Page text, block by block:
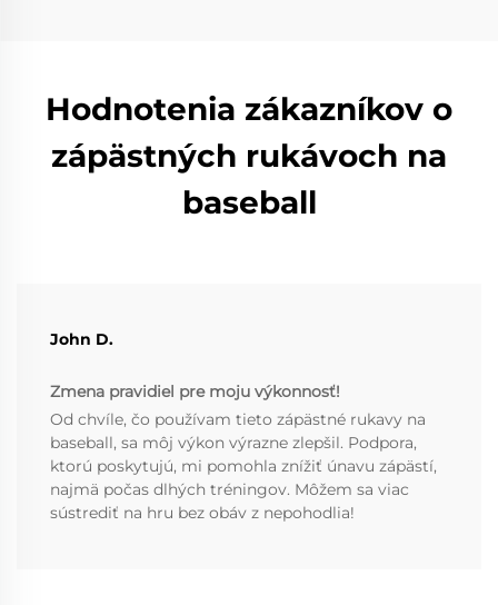
Hodnotenia zákazníkov o
zápästných rukávoch na
baseball
John D.
Zmena pravidiel pre moju výkonnosť!
Od chvíle, čo používam tieto zápästné rukavy na
baseball, sa môj výkon výrazne zlepšil. Podpora,
ktorú poskytujú, mi pomohla znížiť únavu zápästí,
najmä počas dlhých tréningov. Môžem sa viac
sústrediť na hru bez obáv z nepohodlia!